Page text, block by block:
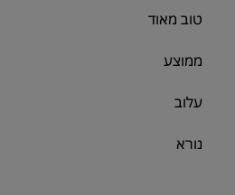
טוב מאוד
ממוצע
עלוב
נורא